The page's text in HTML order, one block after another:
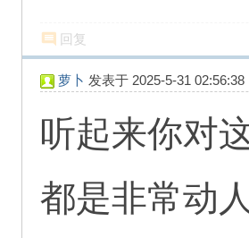
回复
萝卜 发表于 2025-5-31 02:56:38
听起来你对
都是非常动